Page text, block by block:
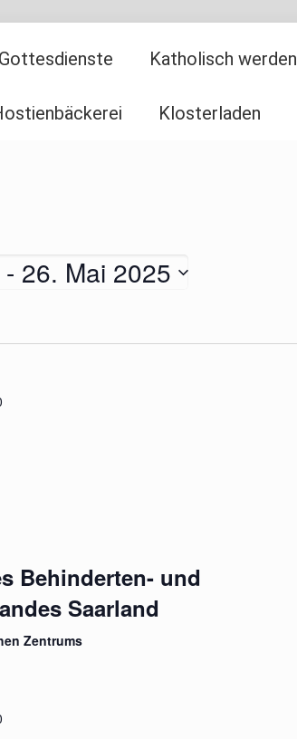
Gottesdienste Katholisch werden
Klosterladen
- 26. Mai 2025
Behinderten- und
Saarland
Zentrums